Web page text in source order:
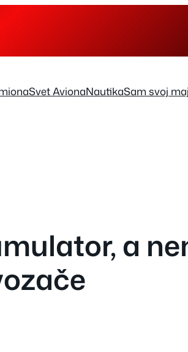
Svet AvionaNautikaSam svoj
a